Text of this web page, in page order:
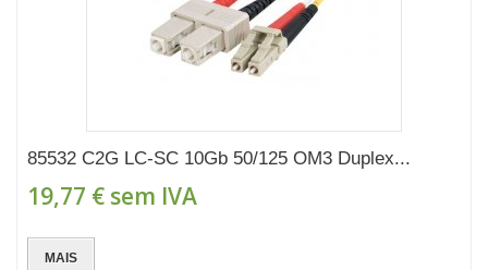
85532 C2G LC-SC 10Gb 50/125 OM3 Duplex...
19,77 € sem IVA
MAIS